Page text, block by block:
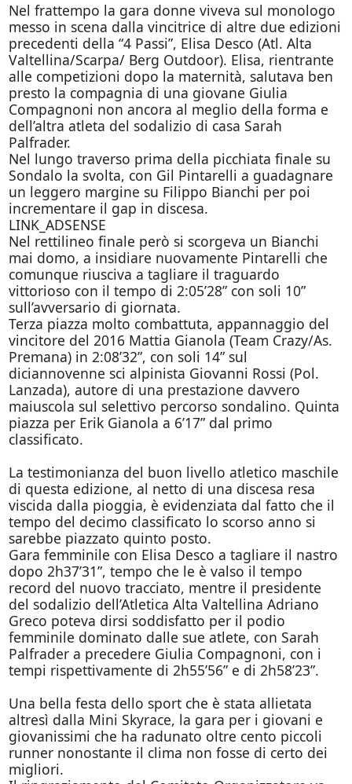
Nel frattempo la gara donne viveva sul monologo
messo in scena dalla vincitrice di altre due edizioni
precedenti della “4 Passi”, Elisa Desco (Atl. Alta
Valtellina/Scarpa/ Berg Outdoor). Elisa, rientrante
alle competizioni dopo la maternità, salutava ben
presto la compagnia di una giovane Giulia
Compagnoni non ancora al meglio della forma e
dell’altra atleta del sodalizio di casa Sarah
Palfrader.
Nel lungo traverso prima della picchiata finale su
Sondalo la svolta, con Gil Pintarelli a guadagnare
un leggero margine su Filippo Bianchi per poi
incrementare il gap in discesa.
LINK_ADSENSE
Nel rettilineo finale però si scorgeva un Bianchi
mai domo, a insidiare nuovamente Pintarelli che
comunque riusciva a tagliare il traguardo
vittorioso con il tempo di 2:05’28” con soli 10”
sull’avversario di giornata.
Terza piazza molto combattuta, appannaggio del
vincitore del 2016 Mattia Gianola (Team Crazy/As.
Premana) in 2:08’32”, con soli 14” sul
diciannovenne sci alpinista Giovanni Rossi (Pol.
Lanzada), autore di una prestazione davvero
maiuscola sul selettivo percorso sondalino. Quinta
piazza per Erik Gianola a 6’17” dal primo
classificato.
La testimonianza del buon livello atletico maschile
di questa edizione, al netto di una discesa resa
viscida dalla pioggia, è evidenziata dal fatto che il
tempo del decimo classificato lo scorso anno si
sarebbe piazzato quinto posto.
Gara femminile con Elisa Desco a tagliare il nastro
dopo 2h37’31”, tempo che le è valso il tempo
record del nuovo tracciato, mentre il presidente
del sodalizio dell’Atletica Alta Valtellina Adriano
Greco poteva dirsi soddisfatto per il podio
femminile dominato dalle sue atlete, con Sarah
Palfrader a precedere Giulia Compagnoni, con i
tempi rispettivamente di 2h55’56” e di 2h58’23”.
Una bella festa dello sport che è stata allietata
altresì dalla Mini Skyrace, la gara per i giovani e
giovanissimi che ha radunato oltre cento piccoli
runner nonostante il clima non fosse di certo dei
migliori.